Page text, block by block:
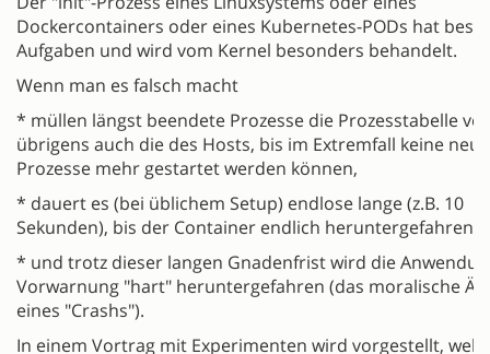
Dockercontainers oder eines Kubernetes-PODs hat
Aufgaben und wird vom Kernel besonders behandelt.
Wenn man es falsch macht
* müllen längst beendete Prozesse die Prozesstabelle
übrigens auch die des Hosts, bis im Extremfall keine
Prozesse mehr gestartet werden können,
* dauert es (bei üblichem Setup) endlose lange (z.B. 10
Sekunden), bis der Container endlich heruntergefahren
* und trotz dieser langen Gnadenfrist wird die
Vorwarnung "hart" heruntergefahren (das moralische
eines "Crashs").
In einem Vortrag mit Experimenten wird vorgestellt,